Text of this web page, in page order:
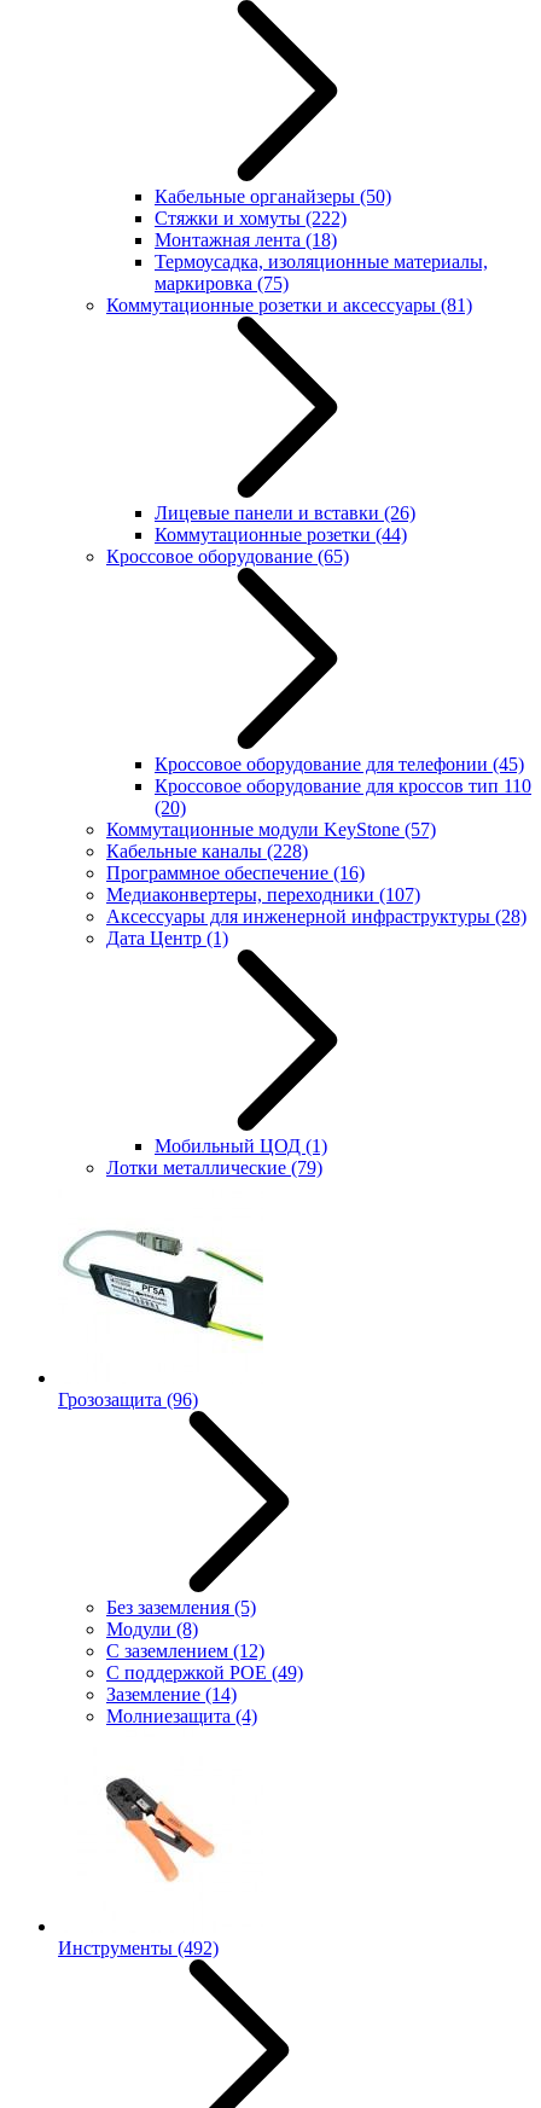
Кабельные органайзеры (50)
Стяжки и хомуты (222)
Монтажная лента (18)
Термоусадка, изоляционные материалы,
маркировка (75)
Коммутационные розетки и аксессуары (81)
Лицевые панели и вставки (26)
Коммутационные розетки (44)
Кроссовое оборудование (65)
Кроссовое оборудование для телефонии (45)
Кроссовое оборудование для кроссов тип 110
(20)
Коммутационные модули KeyStone (57)
Кабельные каналы (228)
Программное обеспечение (16)
Медиаконвертеры, переходники (107)
Аксессуары для инженерной инфраструктуры (28)
Дата Центр (1)
Мобильный ЦОД (1)
Лотки металлические (79)
Грозозащита (96)
Без заземления (5)
Модули (8)
С заземлением (12)
С поддержкой POE (49)
Заземление (14)
Молниезащита (4)
Инструменты (492)